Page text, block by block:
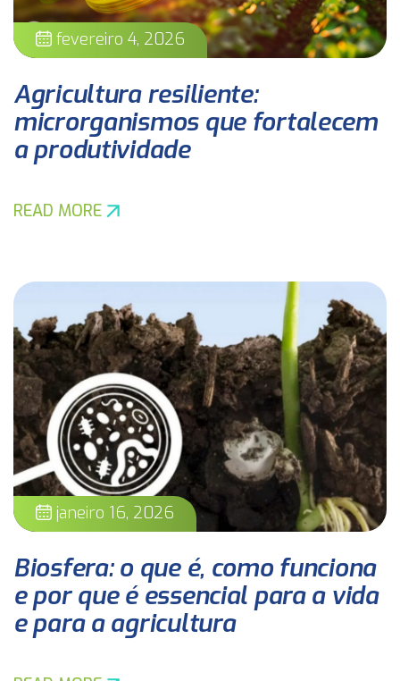
fevereiro 4, 2026
Agricultura resiliente:
microrganismos que fortalecem
a produtividade
READ MORE
janeiro 16, 2026
Biosfera: o que é, como funciona
e por que é essencial para a vida
e para a agricultura